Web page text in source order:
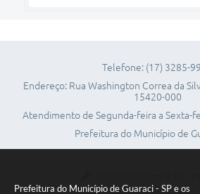
Prefeitura do Município de Guaraci - SP e os
Telefone: (17) 3285-
Endereço: Rua Washington Correa da
15420-000
Atendimento de Segunda-feira a Sexta-
Prefeitura do Município de